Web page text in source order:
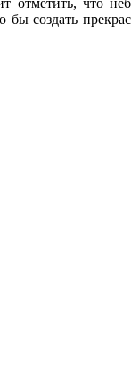
создать